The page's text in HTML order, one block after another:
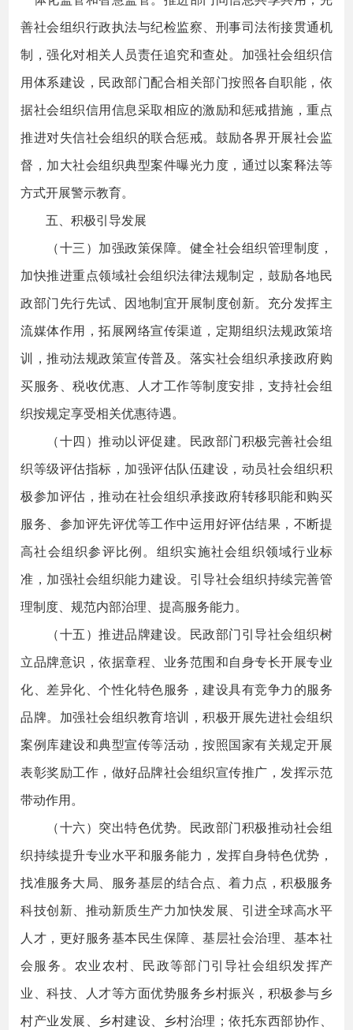
善社会组织行政执法与纪检监察、刑事司法衔接贯通机
制，强化对相关人员责任追究和查处。加强社会组织信
用体系建设，民政部门配合相关部门按照各自职能，依
据社会组织信用信息采取相应的激励和惩戒措施，重点
推进对失信社会组织的联合惩戒。鼓励各界开展社会监
督，加大社会组织典型案件曝光力度，通过以案释法等
方式开展警示教育。
五、积极引导发展
（十三）加强政策保障。健全社会组织管理制度，
加快推进重点领域社会组织法律法规制定，鼓励各地民
政部门先行先试、因地制宜开展制度创新。充分发挥主
流媒体作用，拓展网络宣传渠道，定期组织法规政策培
训，推动法规政策宣传普及。落实社会组织承接政府购
买服务、税收优惠、人才工作等制度安排，支持社会组
织按规定享受相关优惠待遇。
（十四）推动以评促建。民政部门积极完善社会组
织等级评估指标，加强评估队伍建设，动员社会组织积
极参加评估，推动在社会组织承接政府转移职能和购买
服务、参加评先评优等工作中运用好评估结果，不断提
高社会组织参评比例。组织实施社会组织领域行业标
准，加强社会组织能力建设。引导社会组织持续完善管
理制度、规范内部治理、提高服务能力。
（十五）推进品牌建设。民政部门引导社会组织树
立品牌意识，依据章程、业务范围和自身专长开展专业
化、差异化、个性化特色服务，建设具有竞争力的服务
品牌。加强社会组织教育培训，积极开展先进社会组织
案例库建设和典型宣传等活动，按照国家有关规定开展
表彰奖励工作，做好品牌社会组织宣传推广，发挥示范
带动作用。
（十六）突出特色优势。民政部门积极推动社会组
织持续提升专业水平和服务能力，发挥自身特色优势，
找准服务大局、服务基层的结合点、着力点，积极服务
科技创新、推动新质生产力加快发展、引进全球高水平
人才，更好服务基本民生保障、基层社会治理、基本社
会服务。农业农村、民政等部门引导社会组织发挥产
业、科技、人才等方面优势服务乡村振兴，积极参与乡
村产业发展、乡村建设、乡村治理；依托东西部协作、